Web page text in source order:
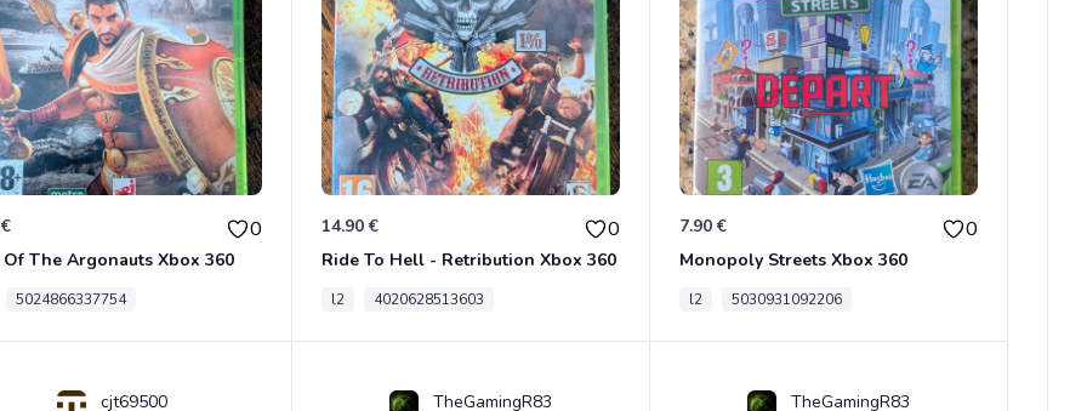
0
Of The Argonauts Xbox 360
5024866337754
14.90 € 0
Ride To Hell - Retribution Xbox 360
l2 4020628513603
7.90 € 0
Monopoly Streets Xbox 360
l2 5030931092206
cjt69500 TheGamingR83 TheGamingR83